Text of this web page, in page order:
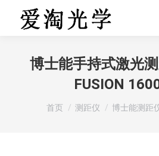
博士能手持式激光
FUSION
您在这里：
首页 测距仪 博士能测距